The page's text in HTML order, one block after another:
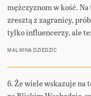
mężczyznom w kość.
zresztą z zagranicy,
tylko influencerzy, ale
MALWINA DZIEDZIC
6. Że wiele wskazuje na